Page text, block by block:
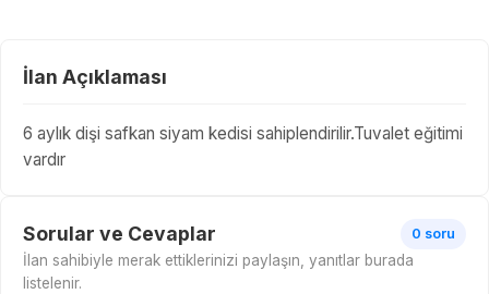
İlan Açıklaması
6 aylık dişi safkan siyam kedisi sahiplendirilir.Tuvalet eğitimi
vardır
Sorular ve Cevaplar 0 soru
İlan sahibiyle merak ettiklerinizi paylaşın, yanıtlar burada
listelenir.